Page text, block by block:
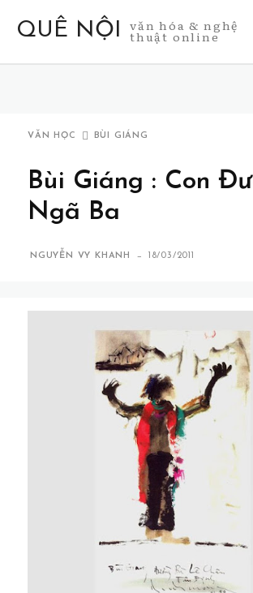
QUÊ NỘI văn hóa & nghệ
thuật online
VĂN HỌC BÙI GIÁNG
Bùi Giáng : Con
Ngã Ba
NGUYỄN VY KHANH - 18/03/2011